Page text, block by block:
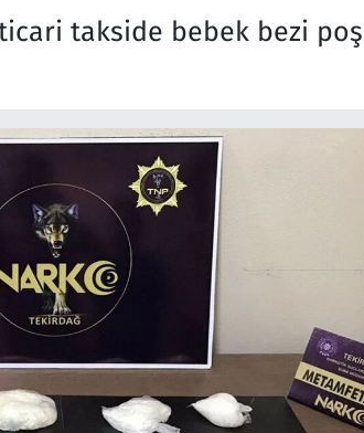
takside bebek bezi